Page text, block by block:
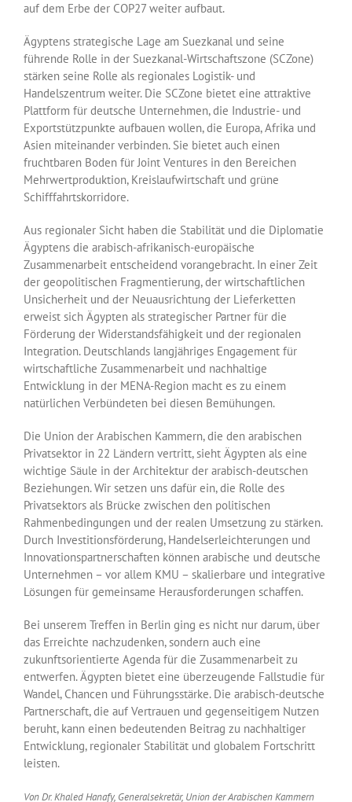
auf dem Erbe der COP27 weiter aufbaut.
Ägyptens strategische Lage am Suezkanal und seine
führende Rolle in der Suezkanal-Wirtschaftszone (SCZone)
stärken seine Rolle als regionales Logistik- und
Handelszentrum weiter. Die SCZone bietet eine attraktive
Plattform für deutsche Unternehmen, die Industrie- und
Exportstützpunkte aufbauen wollen, die Europa, Afrika und
Asien miteinander verbinden. Sie bietet auch einen
fruchtbaren Boden für Joint Ventures in den Bereichen
Mehrwertproduktion, Kreislaufwirtschaft und grüne
Schifffahrtskorridore.
Aus regionaler Sicht haben die Stabilität und die Diplomatie
Ägyptens die arabisch-afrikanisch-europäische
Zusammenarbeit entscheidend vorangebracht. In einer Zeit
der geopolitischen Fragmentierung, der wirtschaftlichen
Unsicherheit und der Neuausrichtung der Lieferketten
erweist sich Ägypten als strategischer Partner für die
Förderung der Widerstandsfähigkeit und der regionalen
Integration. Deutschlands langjähriges Engagement für
wirtschaftliche Zusammenarbeit und nachhaltige
Entwicklung in der MENA-Region macht es zu einem
natürlichen Verbündeten bei diesen Bemühungen.
Die Union der Arabischen Kammern, die den arabischen
Privatsektor in 22 Ländern vertritt, sieht Ägypten als eine
wichtige Säule in der Architektur der arabisch-deutschen
Beziehungen. Wir setzen uns dafür ein, die Rolle des
Privatsektors als Brücke zwischen den politischen
Rahmenbedingungen und der realen Umsetzung zu stärken.
Durch Investitionsförderung, Handelserleichterungen und
Innovationspartnerschaften können arabische und deutsche
Unternehmen – vor allem KMU – skalierbare und integrative
Lösungen für gemeinsame Herausforderungen schaffen.
Bei unserem Treffen in Berlin ging es nicht nur darum, über
das Erreichte nachzudenken, sondern auch eine
zukunftsorientierte Agenda für die Zusammenarbeit zu
entwerfen. Ägypten bietet eine überzeugende Fallstudie für
Wandel, Chancen und Führungsstärke. Die arabisch-deutsche
Partnerschaft, die auf Vertrauen und gegenseitigem Nutzen
beruht, kann einen bedeutenden Beitrag zu nachhaltiger
Entwicklung, regionaler Stabilität und globalem Fortschritt
leisten.
Von Dr. Khaled Hanafy, Generalsekretär, Union der Arabischen Kammern